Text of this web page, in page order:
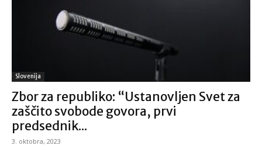
Slovenija
Zbor za republiko: “Ustanovljen Svet za
zaščito svobode govora, prvi
predsednik...
3. oktobra, 2023